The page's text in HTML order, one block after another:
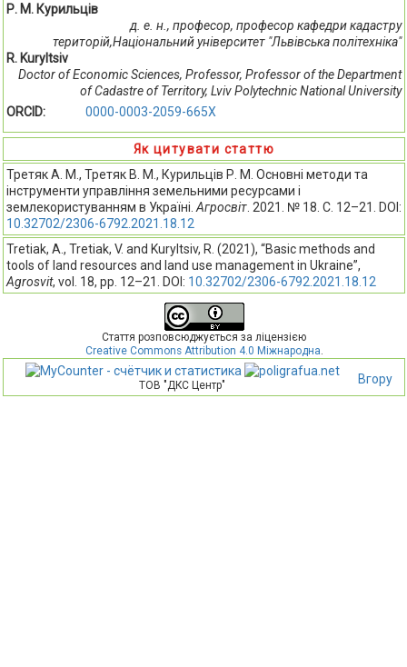
Р. М. Курильців
д. е. н., професор, професор кафедри кадастру
територій,Національний університет "Львівська політехніка"
R. Kuryltsiv
Doctor of Economic Sciences, Professor, Professor of the Department
of Cadastre of Territory, Lviv Polytechnic National University
ORCID:
0000-0003-2059-665X
Як цитувати статтю
Третяк А. М., Третяк В. М., Курильців Р. М. Основні методи та
інструменти управління земельними ресурсами і
землекористуванням в Україні. Агросвіт . 2021. № 18. С. 12–21. DOI:
10.32702/2306-6792.2021.18.12
Tretiak, A., Tretiak, V. and Kuryltsiv, R. (2021), “Basic methods and
tools of land resources and land use management in Ukraine”,
Agrosvit, vol. 18, pp. 12–21. DOI: 10.32702/2306-6792.2021.18.12
Стаття розповсюджується за ліцензією
Creative Commons Attribution 4.0 Міжнародна
Вгору
ТОВ "ДКС Центр"